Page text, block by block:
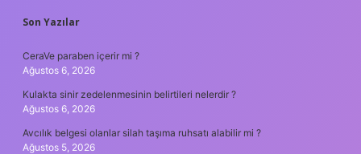
SIDEBAR
Son Yazılar
CeraVe paraben içerir mi ?
Ağustos 6, 2026
Kulakta sinir zedelenmesinin belirtileri nelerdir ?
Ağustos 6, 2026
Avcılık belgesi olanlar silah taşıma ruhsatı alabilir mi ?
Ağustos 5, 2026